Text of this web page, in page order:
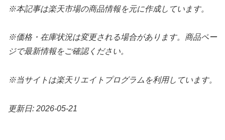
※本記事は楽天市場の商品情報を元に作成しています。
※価格・在庫状況は変更される場合があります。商品ペー
ジで最新情報をご確認ください。
※当サイトは楽天リエイトプログラムを利用しています。
更新日: 2026-05-21